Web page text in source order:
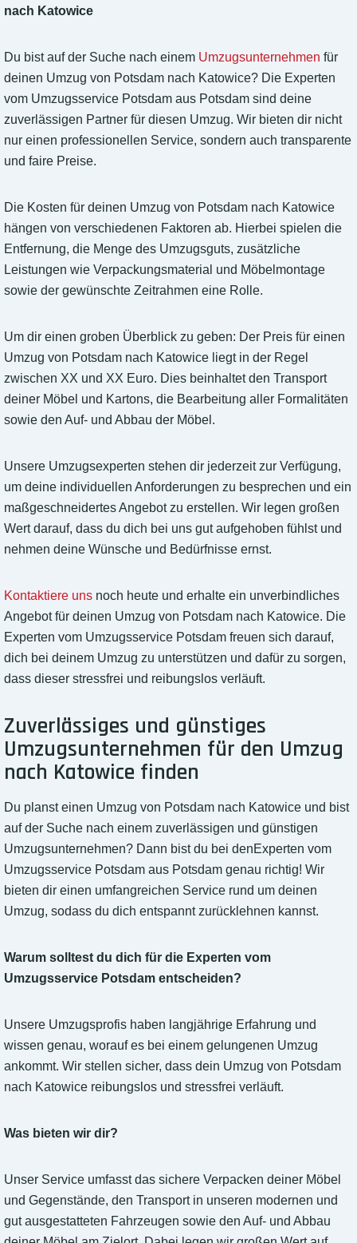
nach Katowice
Du bist auf der Suche nach einem Umzugsunternehmen für
deinen Umzug von Potsdam nach Katowice? Die Experten
vom Umzugsservice Potsdam aus Potsdam sind deine
zuverlässigen Partner für diesen Umzug. Wir bieten dir nicht
nur einen professionellen Service, sondern auch transparente
und faire Preise.
Die Kosten für deinen Umzug von Potsdam nach Katowice
hängen von verschiedenen Faktoren ab. Hierbei spielen die
Entfernung, die Menge des Umzugsguts, zusätzliche
Leistungen wie Verpackungsmaterial und Möbelmontage
sowie der gewünschte Zeitrahmen eine Rolle.
Um dir einen groben Überblick zu geben: Der Preis für einen
Umzug von Potsdam nach Katowice liegt in der Regel
zwischen XX und XX Euro. Dies beinhaltet den Transport
deiner Möbel und Kartons, die Bearbeitung aller Formalitäten
sowie den Auf- und Abbau der Möbel.
Unsere Umzugsexperten stehen dir jederzeit zur Verfügung,
um deine individuellen Anforderungen zu besprechen und ein
maßgeschneidertes Angebot zu erstellen. Wir legen großen
Wert darauf, dass du dich bei uns gut aufgehoben fühlst und
nehmen deine Wünsche und Bedürfnisse ernst.
Kontaktiere uns noch heute und erhalte ein unverbindliches
Angebot für deinen Umzug von Potsdam nach Katowice. Die
Experten vom Umzugsservice Potsdam freuen sich darauf,
dich bei deinem Umzug zu unterstützen und dafür zu sorgen,
dass dieser stressfrei und reibungslos verläuft.
Zuverlässiges und günstiges
Umzugsunternehmen für den Umzug
nach Katowice finden
Du planst einen Umzug von Potsdam nach Katowice und bist
auf der Suche nach einem zuverlässigen und günstigen
Umzugsunternehmen? Dann bist du bei denExperten vom
Umzugsservice Potsdam aus Potsdam genau richtig! Wir
bieten dir einen umfangreichen Service rund um deinen
Umzug, sodass du dich entspannt zurücklehnen kannst.
Warum solltest du dich für die Experten vom
Umzugsservice Potsdam entscheiden?
Unsere Umzugsprofis haben langjährige Erfahrung und
wissen genau, worauf es bei einem gelungenen Umzug
ankommt. Wir stellen sicher, dass dein Umzug von Potsdam
nach Katowice reibungslos und stressfrei verläuft.
Was bieten wir dir?
Unser Service umfasst das sichere Verpacken deiner Möbel
und Gegenstände, den Transport in unseren modernen und
gut ausgestatteten Fahrzeugen sowie den Auf- und Abbau